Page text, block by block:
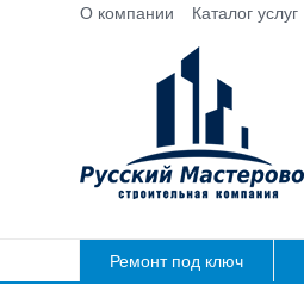
О компании Каталог услуг
Ремонт под ключ